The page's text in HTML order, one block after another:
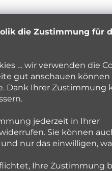
die Zustimmung für
… wir verwenden die
gut anschauen können
Dank Ihrer Zustimmung
jederzeit in Ihrer
Sie können
und nur das einwilligen,
Ihre Zustimmung
tröste es, stille es
Massage beim
einer Hocke Stellung
auf dem Rücken
wenn man auf der
Schwups hat man den